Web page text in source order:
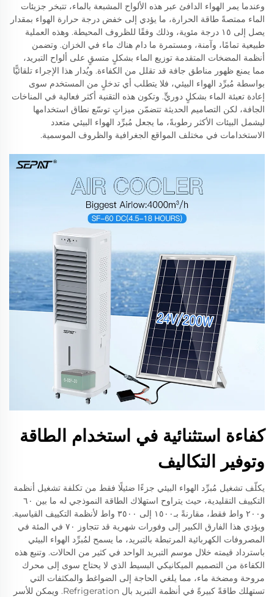
وعندما يمر الهواء الدافئ عبر هذه الألواح المشبعة بالماء، تتبخر جزيئات
الماء ممتصةً طاقة الحرارة، ما يؤدي إلى خفض درجة حرارة الهواء بمقدار
يصل إلى ١٥ درجة مئوية، وذلك وفقًا للظروف المحيطة. وهذه العملية
طبيعية تمامًا، وآمنة، ومستمرة ما دام هناك ماء في الخزان. وتضمن
أنظمة المضخات المتقدمة توزيع الماء بشكلٍ متسقٍ على ألواح التبريد،
مما يمنع ظهور مناطق جافة قد تقلل من الكفاءة. ويُدار هذا الإجراء تلقائيًّا
بواسطة مُبرِّد الهواء البيئي، فلا يتطلب أي تدخلٍ من المستخدم سوى
إعادة تعبئة الماء بشكلٍ دوريٍّ. وتكون هذه التقنية أكثر فعالية في المناخات
الجافة، لكن التصاميم الحديثة تتضمّن ميزاتٍ توسّع نطاق استخدامها
ليشمل البيئات الأكثر رطوبةً، ما يجعل مُبرِّد الهواء البيئي متعدد
الاستخدامات في مختلف المواقع الجغرافية والظروف الموسمية.
كفاءة استثنائية في استخدام الطاقة
وتوفير التكاليف
يكلّف تشغيل مُبرِّد الهواء البيئي جزءًا ضئيلًا فقط من تكلفة تشغيل أنظمة
التكييف التقليدية، حيث يتراوح استهلاك الطاقة النموذجي له ما بين ٦٠
و٢٠٠ واط فقط، مقارنةً بـ١٥٠٠ إلى ٣٥٠٠ واط لأنظمة التكييف القياسية.
ويؤدي هذا الفارق الكبير إلى وفورات شهرية قد تتجاوز ٧٠ في المئة في
المصروفات الكهربائية المرتبطة بالتبريد، ما يسمح لمُبرِّد الهواء البيئي
باسترداد قيمته خلال موسم التبريد الواحد في كثير من الحالات. وتنبع هذه
الكفاءة من التصميم الميكانيكي البسيط الذي لا يحتاج سوى إلى محرك
مروحة ومضخة ماء، مما يلغي الحاجة إلى الضواغط والمكثفات التي
تستهلك طاقةً كبيرةً في أنظمة التبريد بال Refrigeration. ويمكن للأسر